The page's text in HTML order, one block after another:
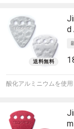
d
酸化アルミニウムを使